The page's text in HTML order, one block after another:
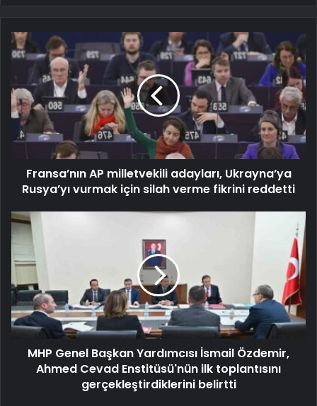
Fransa’nın AP milletvekili adayları, Ukrayna’ya
Rusya’yı vurmak için silah verme fikrini reddetti
MHP Genel Başkan Yardımcısı İsmail Özdemir,
Ahmed Cevad Enstitüsü'nün ilk toplantısını
gerçekleştirdiklerini belirtti